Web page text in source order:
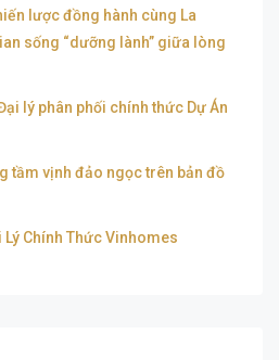
lược đồng hành cùng La
sống “dưỡng lành” giữa lòng
lý phân phối chính thức Dự Án
tầm vịnh đảo ngọc trên bản đồ
Chính Thức Vinhomes